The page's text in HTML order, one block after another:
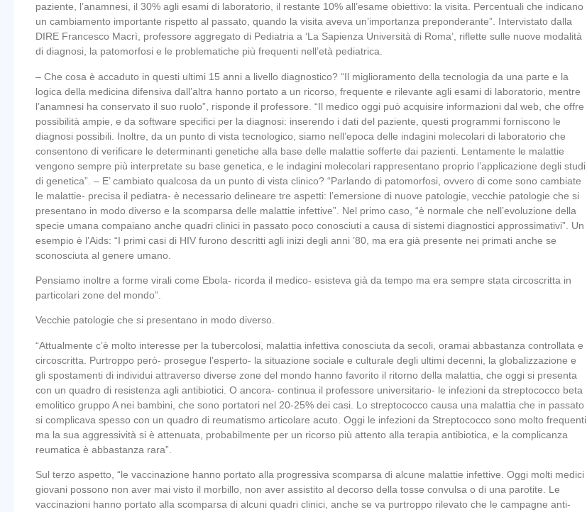
paziente, l’anamnesi, il 30% agli esami di laboratorio, il restante 10% all’esame obiettivo: la visita. Percentuali che indicano
un cambiamento importante rispetto al passato, quando la visita aveva un’importanza preponderante”. Intervistato dalla
DIRE Francesco Macrì, professore aggregato di Pediatria a ‘La Sapienza Università di Roma’, riflette sulle nuove modalità
di diagnosi, la patomorfosi e le problematiche più frequenti nell’età pediatrica.
– Che cosa è accaduto in questi ultimi 15 anni a livello diagnostico? “Il miglioramento della tecnologia da una parte e la
logica della medicina difensiva dall’altra hanno portato a un ricorso, frequente e rilevante agli esami di laboratorio, mentre
l’anamnesi ha conservato il suo ruolo”, risponde il professore. “Il medico oggi può acquisire informazioni dal web, che offre
possibilità ampie, e da software specifici per la diagnosi: inserendo i dati del paziente, questi programmi forniscono le
diagnosi possibili. Inoltre, da un punto di vista tecnologico, siamo nell’epoca delle indagini molecolari di laboratorio che
consentono di verificare le determinanti genetiche alla base delle malattie sofferte dai pazienti. Lentamente le malattie
vengono sempre più interpretate su base genetica, e le indagini molecolari rappresentano proprio l’applicazione degli studi
di genetica”. – E’ cambiato qualcosa da un punto di vista clinico? “Parlando di patomorfosi, ovvero di come sono cambiate
le malattie- precisa il pediatra- è necessario delineare tre aspetti: l’emersione di nuove patologie, vecchie patologie che si
presentano in modo diverso e la scomparsa delle malattie infettive”. Nel primo caso, “è normale che nell’evoluzione della
specie umana compaiano anche quadri clinici in passato poco conosciuti a causa di sistemi diagnostici approssimativi”. Un
esempio è l’Aids: “I primi casi di HIV furono descritti agli inizi degli anni ’80, ma era già presente nei primati anche se
sconosciuta al genere umano.
Pensiamo inoltre a forme virali come Ebola- ricorda il medico- esisteva già da tempo ma era sempre stata circoscritta in
particolari zone del mondo”.
Vecchie patologie che si presentano in modo diverso.
“Attualmente c’è molto interesse per la tubercolosi, malattia infettiva conosciuta da secoli, oramai abbastanza controllata e
circoscritta. Purtroppo però- prosegue l’esperto- la situazione sociale e culturale degli ultimi decenni, la globalizzazione e
gli spostamenti di individui attraverso diverse zone del mondo hanno favorito il ritorno della malattia, che oggi si presenta
con un quadro di resistenza agli antibiotici. O ancora- continua il professore universitario- le infezioni da streptococco beta
emolitico gruppo A nei bambini, che sono portatori nel 20-25% dei casi. Lo streptococco causa una malattia che in passato
si complicava spesso con un quadro di reumatismo articolare acuto. Oggi le infezioni da Streptococco sono molto frequenti
ma la sua aggressività si è attenuata, probabilmente per un ricorso più attento alla terapia antibiotica, e la complicanza
reumatica è abbastanza rara”.
Sul terzo aspetto, “le vaccinazione hanno portato alla progressiva scomparsa di alcune malattie infettive. Oggi molti medici
giovani possono non aver mai visto il morbillo, non aver assistito al decorso della tosse convulsa o di una parotite. Le
vaccinazioni hanno portato alla scomparsa di alcuni quadri clinici, anche se va purtroppo rilevato che le campagne anti-